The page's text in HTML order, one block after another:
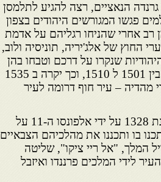
הנאציים, רצה להגיע לתלמסן
פגשו המגורשים היהודים בצפון
אחרי שהניחו רגליהם על אדמת
החוץ של אלג'יריה, תוניסיה ולוב,
שנקרו על דרכם וטבחו בהן
באכזריות רבה. כך זה היה באוראן, בבוג'י ובטריפולי בין 1501 ל 1510, וכך יקרה ב 1535
ב 1541 ליהודי תלמסן וב 1550 ליהודי מהדיה – עיר חוף דרומה לעיר
או בשמו המלא, ארמון המלכים הנוצריים, נבנה בשנת 1328 על ידי אלפונסו ה-11 על
בו ותכננו את מהלכיהם הצבאיים
מידי המורים ב-1492. בועבדיל המלך, "אל ריי ציקו", שליטה
לידי המלכים פרננדו ואיזבל